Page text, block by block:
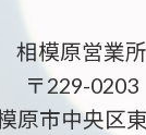
相模原営業所
〒229-0203
原市中央区